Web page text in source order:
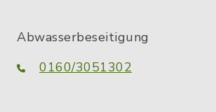
Abwasserbeseitigung
0160/3051302